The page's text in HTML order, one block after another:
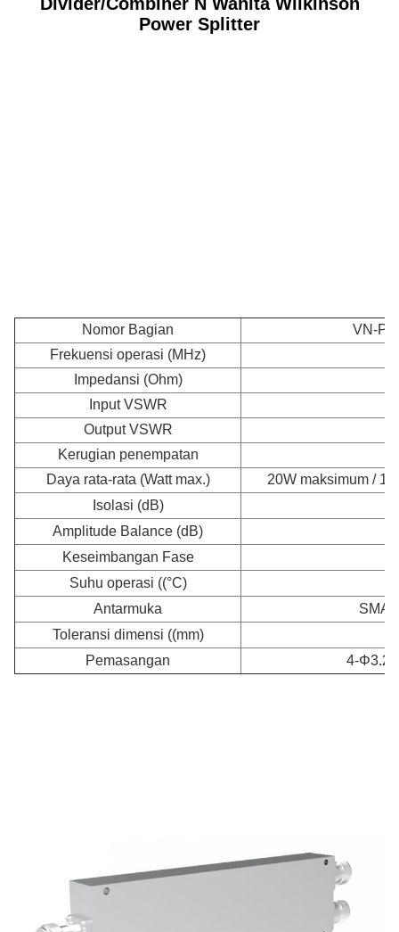
Power Splitter
Nomor Bagian
VN-
Frekuensi operasi (MHz)
Impedansi (Ohm)
Input VSWR
Output VSWR
Kerugian penempatan
Daya rata-rata (Watt max.)
20W maksimum /
Isolasi (dB)
Amplitude Balance (dB)
Keseimbangan Fase
Suhu operasi ((°C)
Antarmuka
SMA
Toleransi dimensi ((mm)
Pemasangan
4-